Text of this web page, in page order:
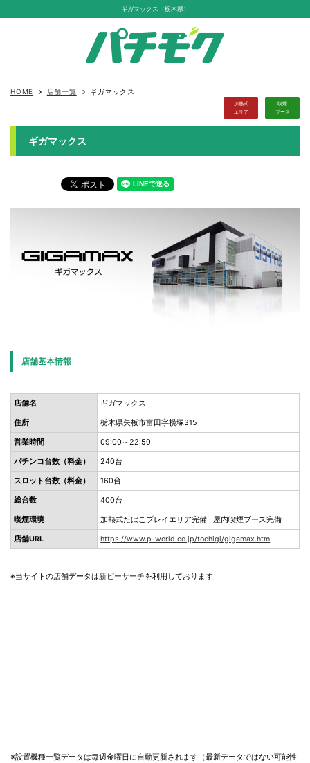
ギガマックス（栃木県）
HOME keyboard_arrow_right 店舗一覧 keyboard_arrow_right ギガマックス
加熱式
エリア
喫煙
ブース
ギガマックス
店舗基本情報
店舗名 ギガマックス
住所 栃木県矢板市富田字横塚315
営業時間 09:00～22:50
パチンコ台数（料金） 240台
スロット台数（料金） 160台
総台数 400台
喫煙環境 加熱式たばこプレイエリア完備 屋内喫煙ブース完備
店舗URL https://www.p-world.co.jp/tochigi/gigamax.htm
※当サイトの店舗データは新ピーサーチを利用しております
※設置機種一覧データは毎週金曜日に自動更新されます（最新データではない可能性